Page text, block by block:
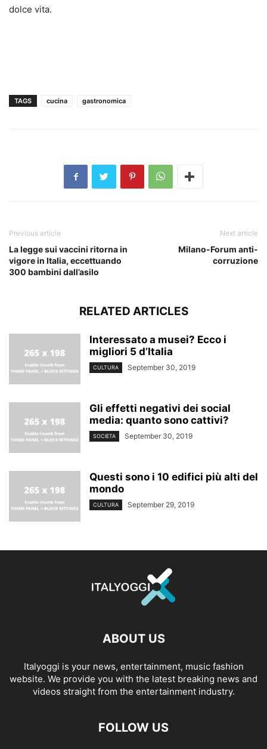
dolce vita.
TAGS cucina gastronomica
Previous article
La legge sui vaccini ritorna in
vigore in Italia, eccettuando
300 bambini dall’asilo
Next article
Milano-Forum anti-
corruzione
RELATED ARTICLES
Interessato a musei? Ecco i
migliori 5 d’Italia
CULTURA September 30, 2019
Gli effetti negativi dei social
media: quanto sono cattivi?
SOCIETA September 30, 2019
Questi sono i 10 edifici più alti del
mondo
CULTURA September 29, 2019
ABOUT US
Italyoggi is your news, entertainment, music fashion
website. We provide you with the latest breaking news and
videos straight from the entertainment industry.
FOLLOW US